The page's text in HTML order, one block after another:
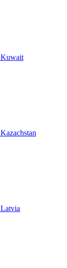
Kuwait
Kazachstan
Latvia